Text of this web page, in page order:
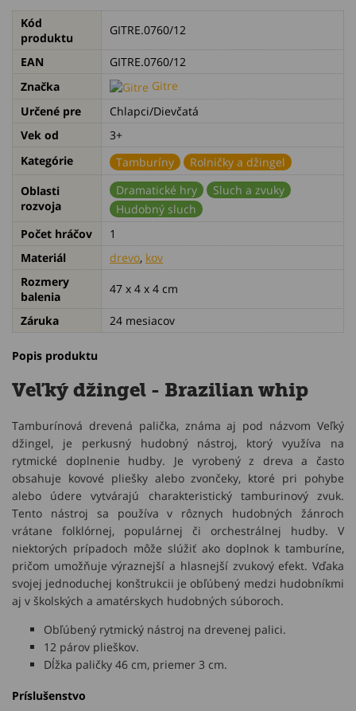
Kód
produktu
GITRE.0760/12
EAN
GITRE.0760/12
Značka
Gitre
Určené pre
Chlapci/Dievčatá
Vek od
3+
Kategórie
Tamburíny
Rolničky a džingel
Oblasti
rozvoja
Dramatické hry
Sluch a zvuky
Hudobný sluch
Počet hráčov
1
Materiál
drevo, kov
Rozmery
balenia
47 x 4 x 4 cm
Záruka 24 mesiacov
Popis produktu
Veľký džingel - Brazilian whip
Tamburínová drevená palička, známa aj pod názvom Veľký
džingel, je perkusný hudobný nástroj, ktorý využíva na
rytmické doplnenie hudby. Je vyrobený z dreva a často
obsahuje kovové pliešky alebo zvončeky, ktoré pri pohybe
alebo údere vytvárajú charakteristický tamburinový zvuk.
Tento nástroj sa používa v rôznych hudobných žánroch
vrátane folklórnej, populárnej či orchestrálnej hudby. V
niektorých prípadoch môže slúžiť ako doplnok k tamburíne,
pričom umožňuje výraznejší a hlasnejší zvukový efekt. Vďaka
svojej jednoduchej konštrukcii je obľúbený medzi hudobníkmi
aj v školských a amatérskych hudobných súboroch.
Obľúbený rytmický nástroj na drevenej palici.
12 párov plieškov.
Dĺžka paličky 46 cm, priemer 3 cm.
Príslušenstvo